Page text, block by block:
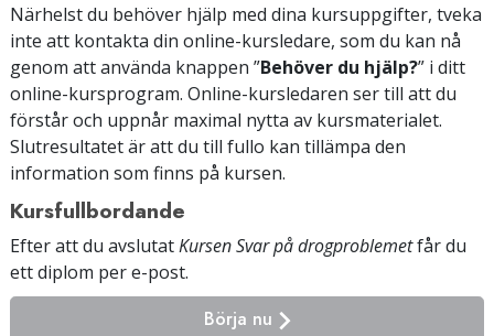
Närhelst du behöver hjälp med dina kursuppgifter, tveka
inte att kontakta din online-kursledare, som du kan nå
genom att använda knappen ”Behöver du hjälp?” i ditt
online-kursprogram. Online-kursledaren ser till att du
förstår och uppnår maximal nytta av kursmaterialet.
Slutresultatet är att du till fullo kan tillämpa den
information som finns på kursen.
Kursfullbordande
Efter att du avslutatKursen Svar på drogproblemetfår du
ett diplom per e-post.
Börja nu